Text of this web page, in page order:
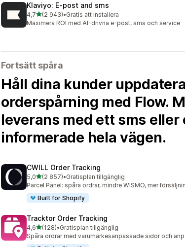
Klaviyo: E‑post and sms
4,7av 5 stjärnor
(2 943)
2943 recensioner totalt
•Gratis att installera
Maximera ROI med AI-drivna e-post, sms och service
Fortsätt spåra
Håll dina kunder
orderspårning med Flow.
leverans med ett sms
informerade hela vägen.
CWILL Order Tracking
5,0av 5 stjärnor
(2 857)
2857 recensioner totalt
•Gratisplan tillgänglig
Parcel Panel: spåra ordrar, mindre WISMO, mer
Built for Shopify
Tracktor Order Tracking
4,6av 5 stjärnor
(128)
128 recensioner totalt
•Gratisplan tillgänglig
Spåra ordrar med varumärkesanpassade sidor och